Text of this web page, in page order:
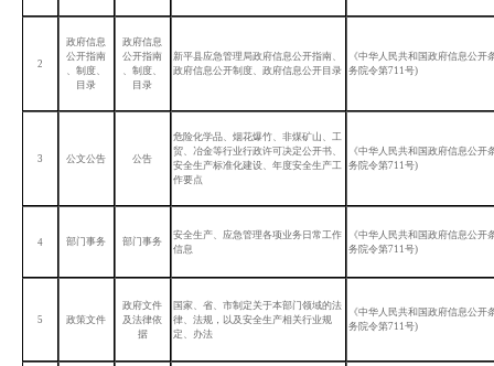
2
政府信息
公开指南
、制度、
目录
政府信息
公开指南
、制度、
目录
新平县应急管理局政府信息公开指南、
政府信息公开制度、政府信息公开目录
《中华人民共和国政府信息公开
务院令第711号)
3 公文公告 公告
危险化学品、烟花爆竹、非煤矿山、工
贸、冶金等行业行政许可决定公开书、
安全生产标准化建设、年度安全生产工
作要点
《中华人民共和国政府信息公开
务院令第711号)
4 部门事务 部门事务
安全生产、应急管理各项业务日常工作
信息
《中华人民共和国政府信息公开
务院令第711号)
5 政策文件
政府文件
及法律依
据
国家、省、市制定关于本部门领域的法
律、法规，以及安全生产相关行业规
定、办法
《中华人民共和国政府信息公开
务院令第711号)